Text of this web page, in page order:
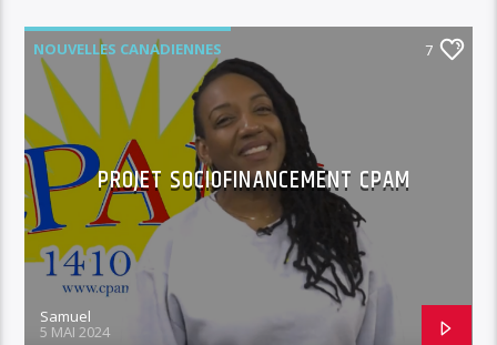
NOUVELLES CANADIENNES 7
PROJET SOCIOFINANCEMENT CPAM
Samuel
5 MAI 2024